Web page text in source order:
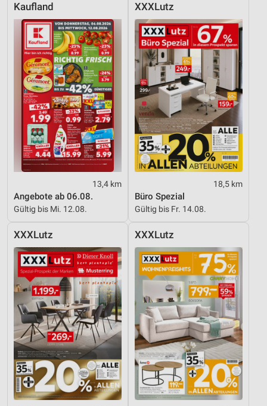
Kaufland
13,4 km
Angebote ab 06.08.
Gültig bis Mi. 12.08.
XXXLutz
18,5 km
Büro Spezial
Gültig bis Fr. 14.08.
XXXLutz XXXLutz
Entwicklung und Verbesserung der Angebote
Verwendung reduzierter Daten zur Auswahl von
Inhalten
IAB-Besonderheiten:
Verwendung genauer Standortdaten
Geräte anhand von aktiv angeforderten
Informationen identifizieren
Nicht-IAB-Verarbeitungszwecke:
Notwendig
Performance